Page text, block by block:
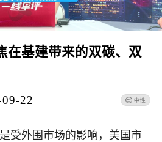
在基建带来的双碳、双
22
受外围市场的影响，美国市